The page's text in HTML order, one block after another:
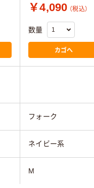
￥4,090 （税込）
数量
カゴへ
フォーク
ネイビー系
M